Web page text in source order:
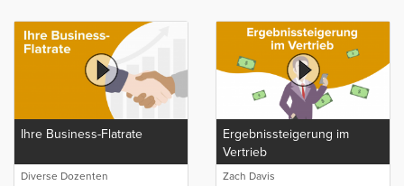
Ihre Business-Flatrate
Diverse Dozenten
Ergebnissteigerung im
Vertrieb
Zach Davis